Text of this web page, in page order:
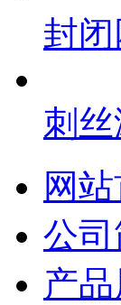
封闭
刺丝
网
公司
产